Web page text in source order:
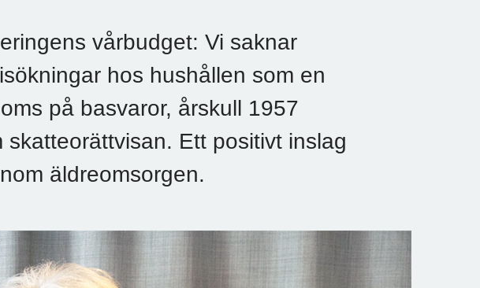
vårbudget: Vi saknar
hos hushållen som en
på basvaror, årskull 1957
Ett positivt inslag
äldreomsorgen.